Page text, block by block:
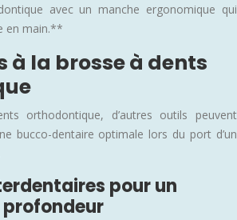
avec un manche ergonomique qui
en main.**
à la brosse à dents
orthodontique, d’autres outils peuvent
bucco-dentaire optimale lors du port d’un
pour un